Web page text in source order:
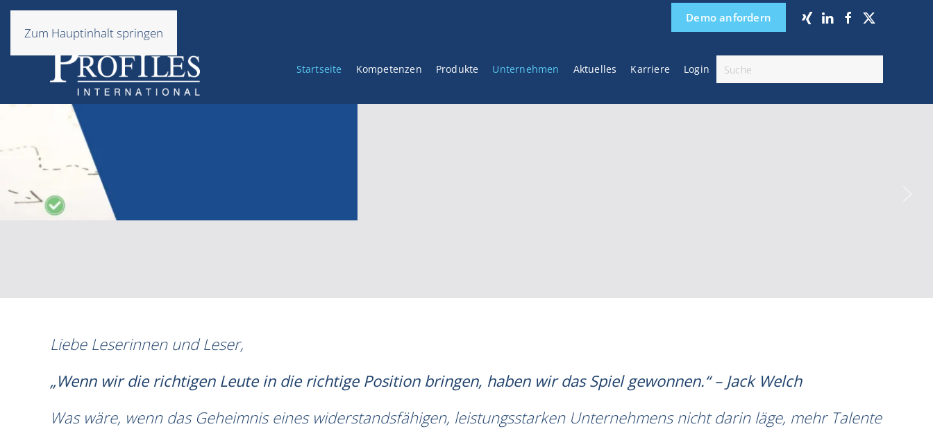
Zum Hauptinhalt springen
Demo anfordern
Startseite Kompetenzen Produkte Unternehmen Aktuelles Karriere Login
Liebe Leserinnen und Leser,
„Wenn wir die richtigen Leute in die richtige Position bringen, haben wir das Spiel gewonnen.“ – Jack Welch
Was wäre, wenn das Geheimnis eines widerstandsfähigen, leistungsstarken Unternehmens nicht darin läge, mehr Talente